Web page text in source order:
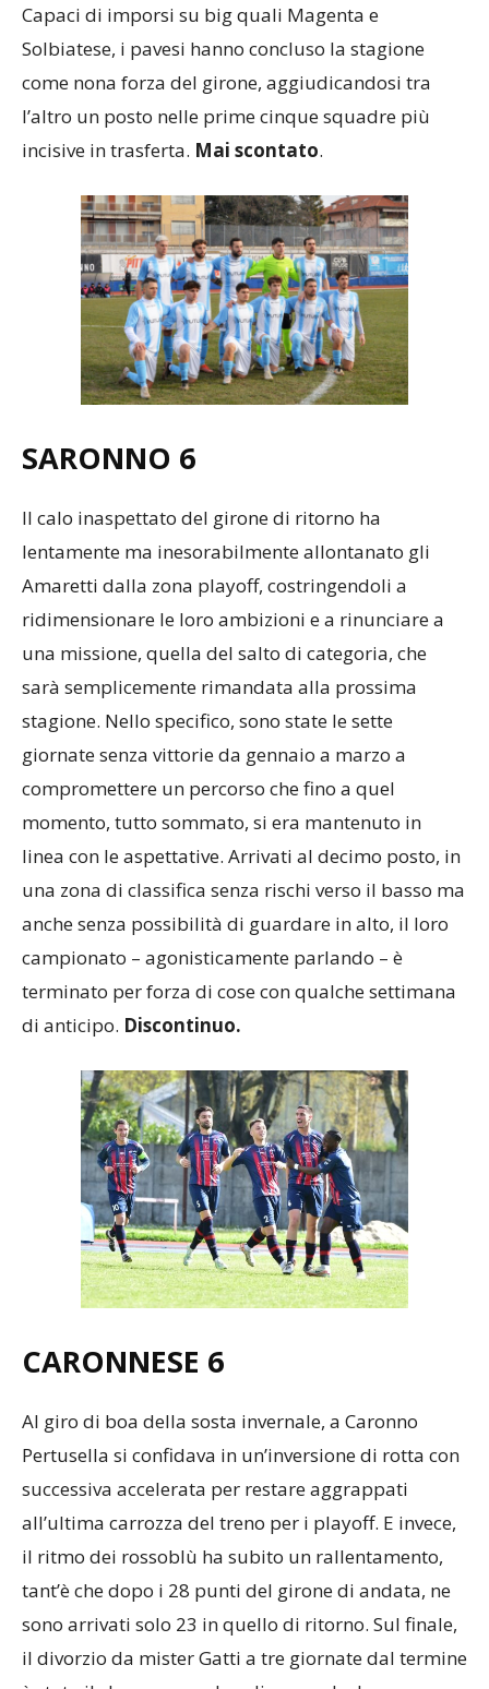
Capaci di imporsi su big quali Magenta e
Solbiatese, i pavesi hanno concluso la stagione
come nona forza del girone, aggiudicandosi tra
l’altro un posto nelle prime cinque squadre più
incisive in trasferta. Mai scontato.
SARONNO 6
Il calo inaspettato del girone di ritorno ha
lentamente ma inesorabilmente allontanato gli
Amaretti dalla zona playoff, costringendoli a
ridimensionare le loro ambizioni e a rinunciare a
una missione, quella del salto di categoria, che
sarà semplicemente rimandata alla prossima
stagione. Nello specifico, sono state le sette
giornate senza vittorie da gennaio a marzo a
compromettere un percorso che fino a quel
momento, tutto sommato, si era mantenuto in
linea con le aspettative. Arrivati al decimo posto, in
una zona di classifica senza rischi verso il basso ma
anche senza possibilità di guardare in alto, il loro
campionato – agonisticamente parlando – è
terminato per forza di cose con qualche settimana
di anticipo. Discontinuo.
CARONNESE 6
Al giro di boa della sosta invernale, a Caronno
Pertusella si confidava in un’inversione di rotta con
successiva accelerata per restare aggrappati
all’ultima carrozza del treno per i playoff. E invece,
il ritmo dei rossoblù ha subito un rallentamento,
tant’è che dopo i 28 punti del girone di andata, ne
sono arrivati solo 23 in quello di ritorno. Sul finale,
il divorzio da mister Gatti a tre giornate dal termine